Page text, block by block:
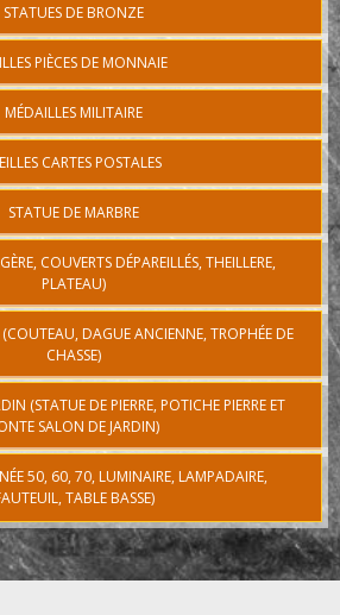
STATUES DE BRONZE
PIÈCES DE MONNAIE
MÉDAILLES MILITAIRE
CARTES POSTALES
STATUE DE MARBRE
COUVERTS DÉPAREILLÉS, THEILLERE,
PLATEAU)
(COUTEAU, DAGUE ANCIENNE, TROPHÉE DE
CHASSE)
(STATUE DE PIERRE, POTICHE PIERRE ET
SALON DE JARDIN)
50, 60, 70, LUMINAIRE, LAMPADAIRE,
TABLE BASSE)